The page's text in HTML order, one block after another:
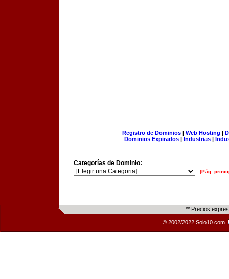
Registro de Dominios| Web Hosting |
Dominios Expirados | Industrias |
Categorías de Dominio:
[Pág.
** Precios
© 2002/2022 Solo10.com